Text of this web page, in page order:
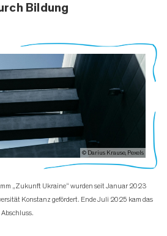
Bildung
© Darius Krause, Pexels
„Zukunft Ukraine“ wurden seit Januar 2023
Konstanz gefördert. Ende Juli 2025 kam das
Abschluss.